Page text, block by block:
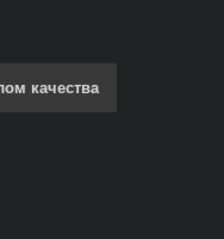
качества